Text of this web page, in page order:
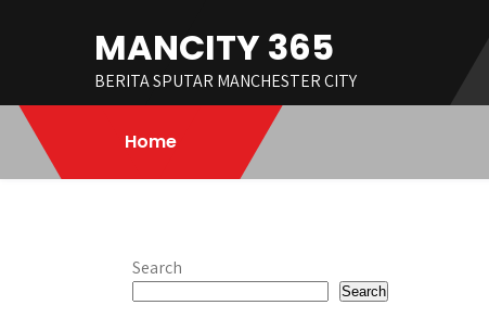
MANCITY 365
BERITA SPUTAR MANCHESTER CITY
Home
Search
Search